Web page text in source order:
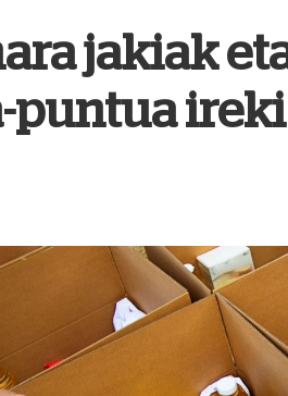
jakiak
puntua